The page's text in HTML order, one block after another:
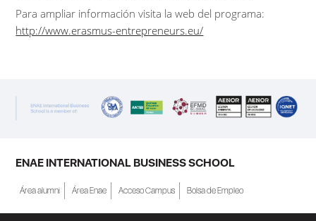
Para ampliar información visita la web del programa:
http://www.erasmus-entrepreneurs.eu/
ENAE INTERNATIONAL BUSINESS SCHOOL
Área alumni Área Enae Acceso Campus Bolsa de Empleo